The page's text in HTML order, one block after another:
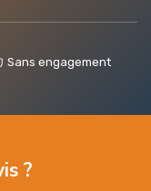
Sans engagement
?